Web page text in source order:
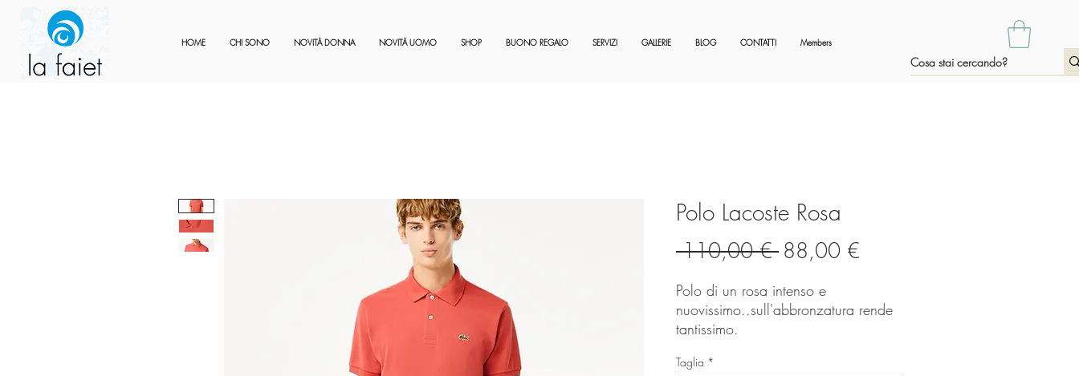
HOME CHI SONO NOVITÀ DONNA NOVITÀ UOMO SHOP BUONO REGALO SERVIZI GALLERIE BLOG CONTATTI Members
Polo Lacoste Rosa
110,00 € Prezzo
88,00 €
Polo di un rosa intenso e
nuovissimo..sull'abbronzatura rende
tantissimo.
Taglia *